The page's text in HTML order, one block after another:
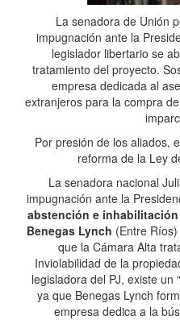
La senadora de Unión
impugnación ante la
legislador libertario se
tratamiento del proyecto.
empresa dedicada al
extranjeros para la compra
Por presión de los aliados,
reforma de la Ley
La senadora nacional
impugnación ante la
abstención e
Benegas Lynch (Entre
que la Cámara Alta
Inviolabilidad de la
legisladora del PJ, existe un
ya que Benegas Lynch
empresa dedica a la